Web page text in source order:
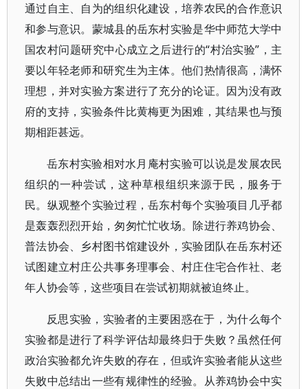
通过自主、自为的组织化建设，培养农民的合作意识
和参与意识。蒙城县的岳东村实验是华中师范大学中
国农村问题研究中心成立之后进行的“村治实验”，主
要以年轻老师和研究生为主体。他们热情很高，满怀
理想，并对实验方案进行了充分的论证。因为没有政
府的支持，实验条件比黄梅更为困难，其结果也与预
期相距甚远。
岳东村实验相对水月庵村实验可以说是发展农民
组织的一种尝试，这种草根组织来源于民，服务于
民。纵观整个实验过程，岳东村每个实验项目几乎都
是轰轰烈烈开始，匆匆忙忙收场。除进行养鸡协会、
普法协会、乡村图书馆建设外，实验团队在岳东村还
试图建立村庄公共事务理事会、村庄住宅合作社、老
年人协会等，这些项目在尝试初期就被迫终止。
反思实验，实验者的主要困惑在于，为什么每个
实验都是进行了科学评估却最终归于失败？虽然任何
政治实验都允许失败的存在，但或许实验者能从这些
失败中总结出一些有规律性的经验。从养鸡协会中实